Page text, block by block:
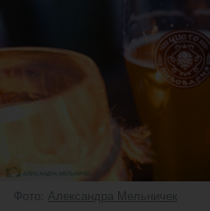
Фото: Александра Мельничек